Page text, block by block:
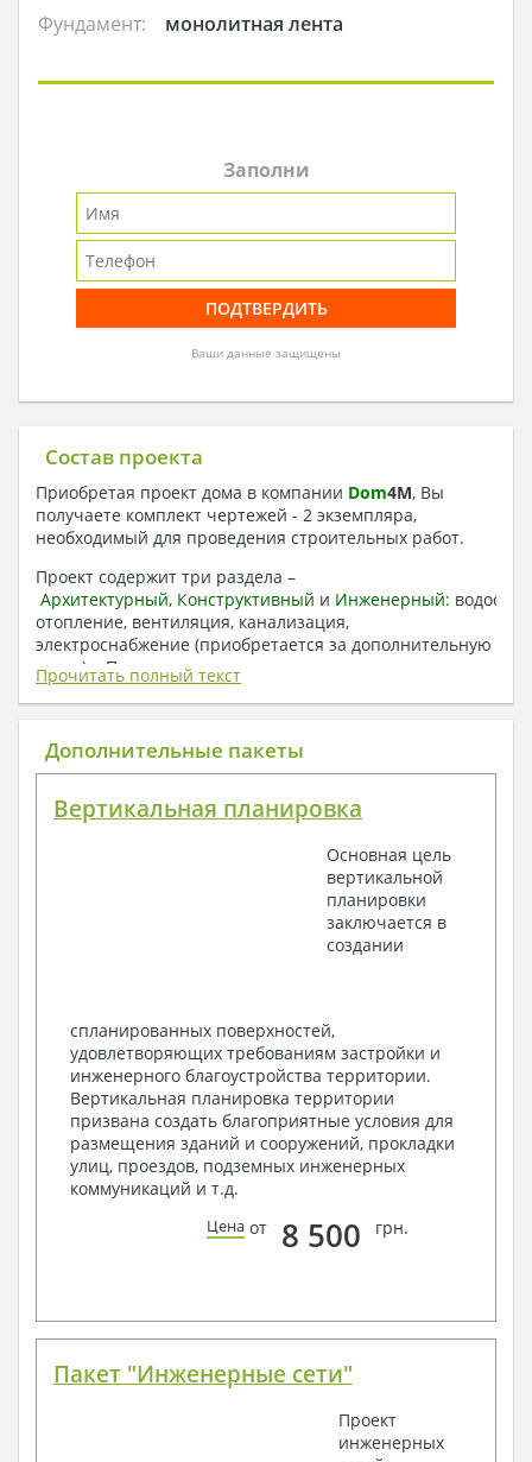
Фундамент:
монолитная лента
Заполни
Ваши данные защищены
Состав проекта
Приобретая проект дома в компании Dom4M, Вы
получаете комплект чертежей - 2 экземпляра,
необходимый для проведения строительных работ.
Проект содержит три раздела –
Архитектурный, Конструктивный и Инженерный:
отопление, вентиляция, канализация,
электроснабжение (приобретается за дополнительную
плату) + Пояснительная записка.
1. Архитектурный раздел:
Общие данные по проекту
Поэтажные маркировочные планы с
Разрезы и состав конструкций
Фасады с ведомостью внешних отделок
Элементы проемов – спецификация
Ведомость перемычек – сечения и
Архитектурные узлы в конструкциях
2. Конструктивный раздел:
Общие данные по проекту
Схемы расположения и расчеты фундаментов
Элементы каркаса – схемы расположения
Схема расположения перекрытий
Опоры перекрытия на стены или Узлы
Элементы кровли – схемы расположения
3. Инженерный раздел (приобретается по желанию
за дополнительную плату):
Условные обозначения с общими данными
Прочитать полный текст
Дополнительные пакеты
Вертикальная планировка
Основная цель
вертикальной
планировки
заключается в
создании
спланированных поверхностей,
удовлетворяющих требованиям застройки и
инженерного благоустройства территории.
Вертикальная планировка территории
призвана создать благоприятные условия для
размещения зданий и сооружений, прокладки
улиц, проездов, подземных инженерных
коммуникаций и т.д.
Цена от 8 500 грн.
Пакет "Инженерные сети"
Проект
инженерных